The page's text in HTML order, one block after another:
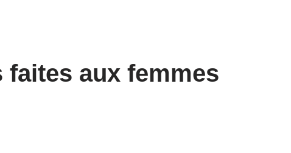
aux femmes